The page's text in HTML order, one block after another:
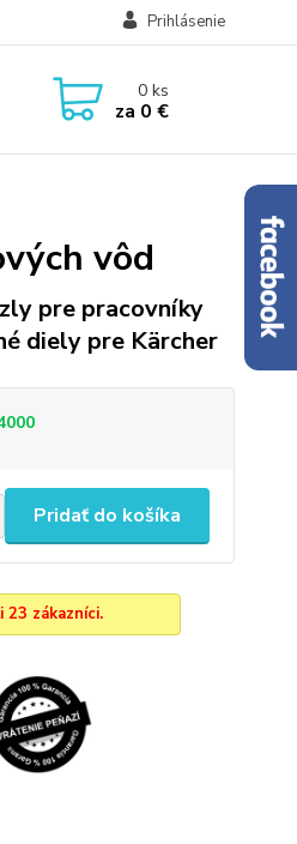
Prihlásenie
0ks
za 0 €
vôd
pre pracovníky
diely pre Kärcher
Pridať do košíka
23 zákazníci.